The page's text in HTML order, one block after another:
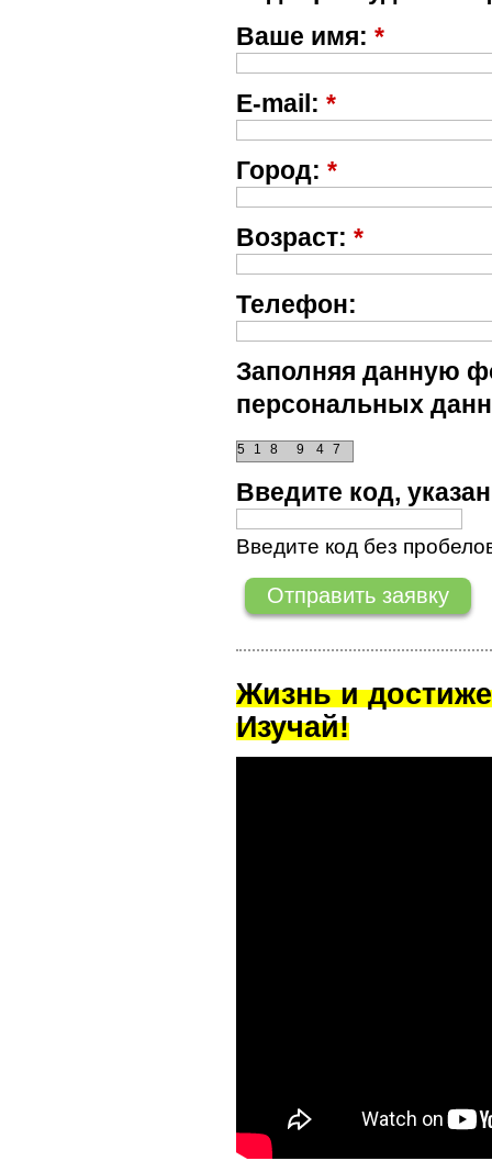
Ваше имя: *
E-mail: *
Город: *
Возраст: *
Телефон:
Заполняя данную
персональных
4 7
9
5 1 8
Введите код,
Введите код без
Жизнь и
Изучай!